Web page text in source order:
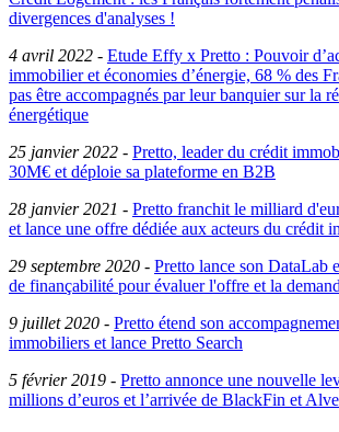
divergences d'analyses !
4 avril 2022 - Etude Effy x Pretto : Pouvoir
immobilier et économies d’énergie, 68 % des
pas être accompagnés par leur banquier sur la
énergétique
25 janvier 2022 - Pretto, leader du crédit
30M€ et déploie sa plateforme en B2B
28 janvier 2021 - Pretto franchit le milliard
et lance une offre dédiée aux acteurs du crédit
29 septembre 2020 - Pretto lance son DataLab
de finançabilité pour évaluer l'offre et la
9 juillet 2020 - Pretto étend son
immobiliers et lance Pretto Search
5 février 2019 - Pretto annonce une nouvelle
millions d’euros et l’arrivée de BlackFin et